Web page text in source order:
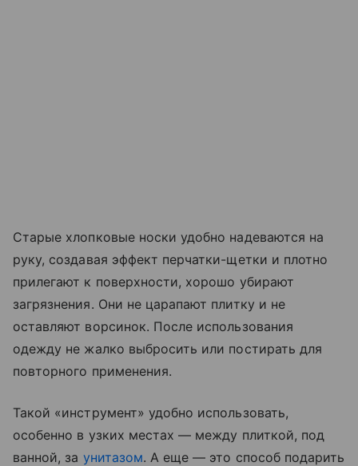
Старые хлопковые носки удобно надеваются на
руку, создавая эффект перчатки-щетки и плотно
прилегают к поверхности, хорошо убирают
загрязнения. Они не царапают плитку и не
оставляют ворсинок. После использования
одежду не жалко выбросить или постирать для
повторного применения.
Такой «инструмент» удобно использовать,
особенно в узких местах — между плиткой, под
ванной, за унитазом. А еще — это способ подарить